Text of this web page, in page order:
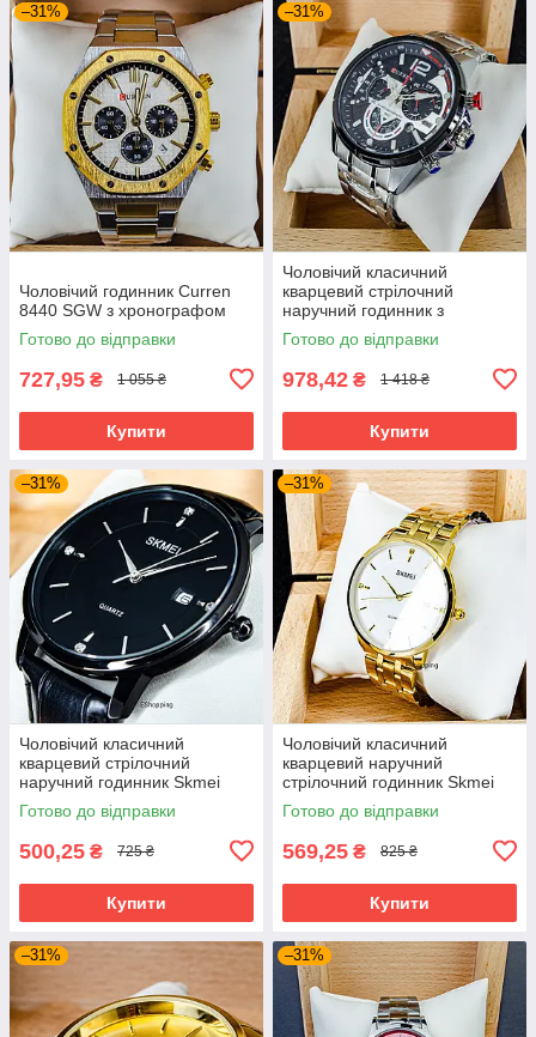
–31%
Чоловічий годинник Curren
8440 SGW з хронографом
Готово до відправки
727,95 ₴ 1 055 ₴
Купити
–31%
Чоловічий класичний
кварцевий стрілочний
наручний годинник з
хронографом Curren 8395
SB. Металевий браслет
Готово до відправки
978,42 ₴ 1 418 ₴
Купити
–31%
Чоловічий класичний
кварцевий стрілочний
наручний годинник Skmei
1801 BBL. Унісекс
Готово до відправки
500,25 ₴ 725 ₴
Купити
–31%
Чоловічий класичний
кварцевий наручний
стрілочний годинник Skmei
1801 SGD
Готово до відправки
569,25 ₴ 825 ₴
Купити
–31% –31%